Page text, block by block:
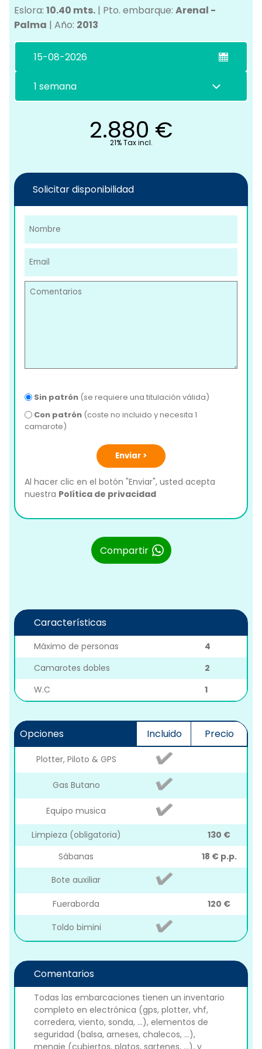
Eslora: 10.40 mts. | Pto. embarque: Arenal -
Palma | Año: 2013
2.880 €
21% Tax incl.
Solicitar disponibilidad
Sin patrón (se requiere una titulación válida)
Con patrón (coste no incluido y necesita 1
camarote)
Enviar >
Al hacer clic en el botón "Enviar", usted acepta
nuestra Política de privacidad
Compartir
Características
Máximo de personas
4
Camarotes dobles
2
W.C
1
Opciones Incluido Precio
Plotter, Piloto & GPS
Gas Butano
Equipo musica
Limpieza (obligatoria)
130 €
Sábanas
18 € p.p.
Bote auxiliar
Fueraborda
120 €
Toldo bimini
Comentarios
Todas las embarcaciones tienen un inventario
completo en electrónica (gps, plotter, vhf,
corredera, viento, sonda, ...), elementos de
seguridad (balsa, arneses, chalecos, ...),